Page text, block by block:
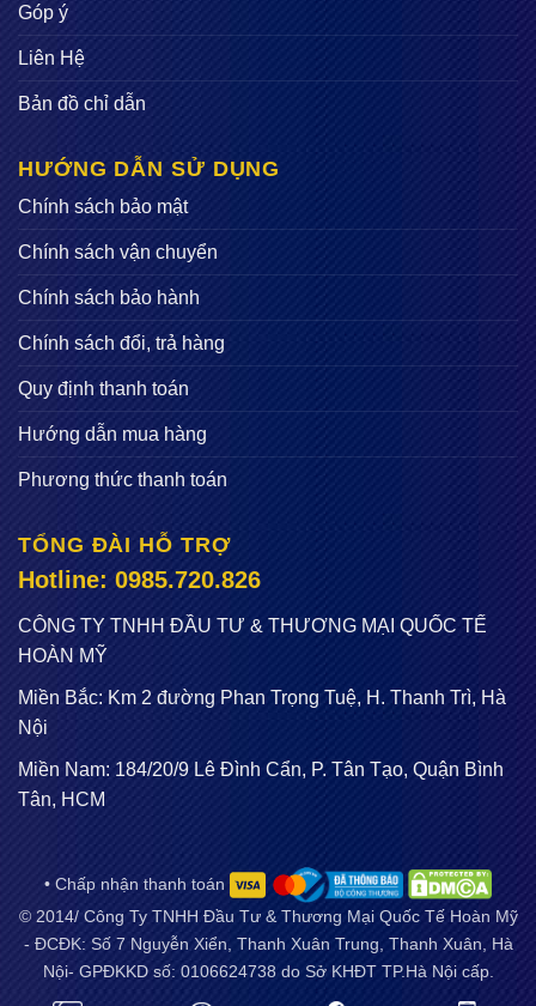
Góp ý
Liên Hệ
Bản đồ chỉ dẫn
HƯỚNG DẪN SỬ DỤNG
Chính sách bảo mật
Chính sách vận chuyển
Chính sách bảo hành
Chính sách đổi, trả hàng
Quy định thanh toán
Hướng dẫn mua hàng
Phương thức thanh toán
TỔNG ĐÀI HỖ TRỢ
Hotline: 0985.720.826
CÔNG TY TNHH ĐẦU TƯ & THƯƠNG MẠI QUỐC TẾ
HOÀN MỸ
Miền Bắc: Km 2 đường Phan Trọng Tuệ, H. Thanh Trì, Hà
Nội
Miền Nam: 184/20/9 Lê Đình Cẩn, P. Tân Tạo, Quận Bình
Tân, HCM
• Chấp nhận thanh toán
© 2014/ Công Ty TNHH Đầu Tư & Thương Mại Quốc Tế Hoàn Mỹ
- ĐCĐK: Số 7 Nguyễn Xiển, Thanh Xuân Trung, Thanh Xuân, Hà
Nội- GPĐKKD số: 0106624738 do Sở KHĐT TP.Hà Nội cấp.
Email:
sieuthidienmayflash@gmail.com . Điện thoại: